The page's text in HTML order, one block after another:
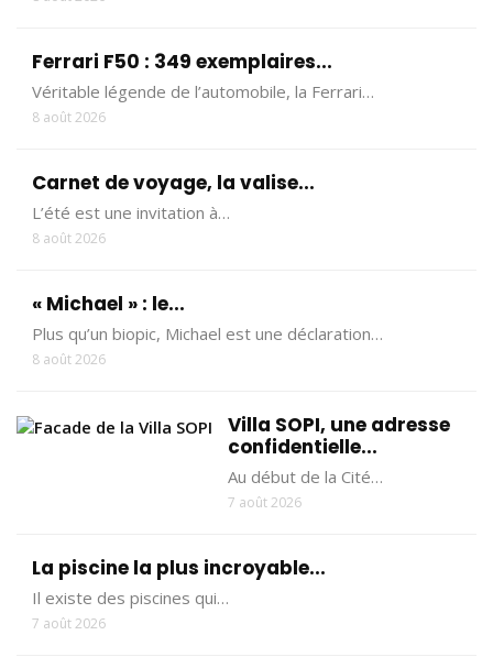
Ferrari F50 : 349 exemplaires...
Véritable légende de l’automobile, la Ferrari…
8 août 2026
Carnet de voyage, la valise...
L’été est une invitation à…
8 août 2026
« Michael » : le...
Plus qu’un biopic, Michael est une déclaration…
8 août 2026
Villa SOPI, une adresse
confidentielle...
Au début de la Cité…
7 août 2026
La piscine la plus incroyable...
Il existe des piscines qui…
7 août 2026